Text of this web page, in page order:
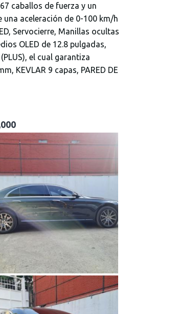
caballos de fuerza y un
aceleración de 0-100 km/h
Servocierre, Manillas ocultas
OLED de 12.8 pulgadas,
el cual garantiza
KEVLAR 9 capas, PARED DE